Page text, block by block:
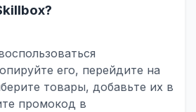
его, перейдите на
товары, добавьте их в
промокод в